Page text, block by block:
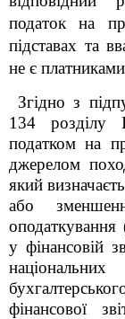
податок на
підставах та
не є
Згідно з
134 розділу
податком на
джерелом
який
або
у фінансовій
фінансової